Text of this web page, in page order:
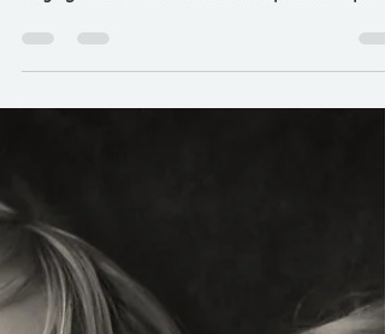
intention claire, c’est comme partir en
voyage sans destination. La question que
demandez-vous : “Qu’est-ce que je
vraiment ?” Voici quelques pistes pour
formuler votre question : Soyez précis,
ouvert. Exemple : “Comment retrouver